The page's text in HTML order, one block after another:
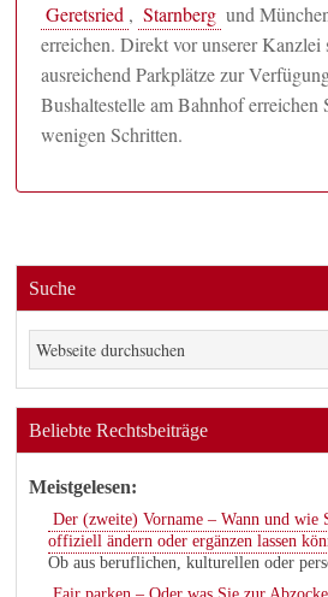
Geretsried , Starnberg und
erreichen. Direkt vor unserer Kanzlei
ausreichend Parkplätze zur
Bushaltestelle am Bahnhof erreichen
wenigen Schritten.
Suche
Beliebte Rechtsbeiträge
Meistgelesen:
Der (zweite) Vorname – Wann und wie
offiziell ändern oder ergänzen lassen
Ob aus beruflichen, kulturellen oder